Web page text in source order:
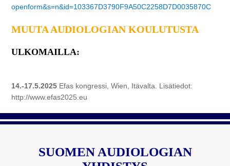
openform&s=n&id=103367D3790F9A50C2258D7D0035870C
MUUTA AUDIOLOGIAN KOULUTUSTA
ULKOMAILLA:
14.-17.5.2025 Efas kongressi, Wien, Itävalta. Lisätiedot:
http://www.efas2025.eu
SUOMEN AUDIOLOGIAN